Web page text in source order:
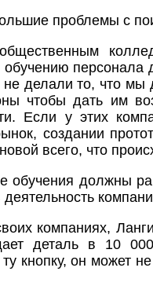
проблемы с
персонала
не делали то, что
чтобы дать им
Если у этих
создании
всего, что
обучения должны
компаниях,
деталь в 10
кнопку, он может